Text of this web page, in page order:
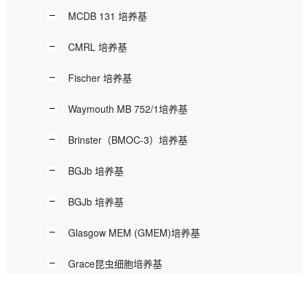
MCDB 131 培养基
CMRL 培养基
Fischer 培养基
Waymouth MB 752/1培养基
Brinster（BMOC-3）培养基
BGJb 培养基
BGJb 培养基
Glasgow MEM (GMEM)培养基
Grace昆虫细胞培养基